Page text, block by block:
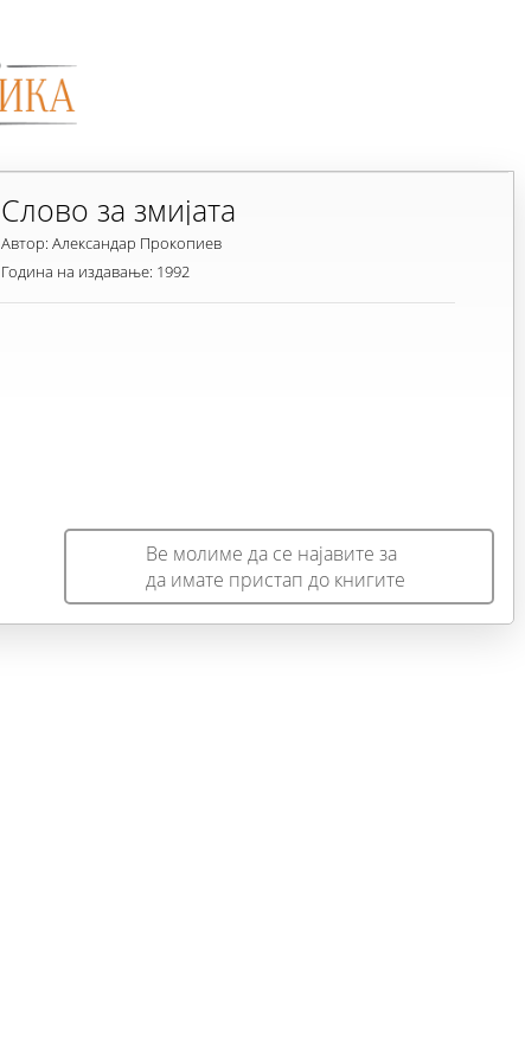
Слово за змијата
Автор: Александар Прокопиев
Година на издавање: 1992
Ве молиме да се најавите за
да имате пристап до книгите